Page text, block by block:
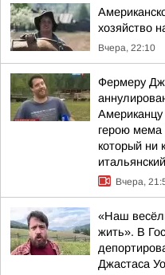
хозяйство
Вчера, 22:10
Фермеру
Американцу
герою мема
который ни
Вчера,
«Наш
жить». В
Джастаса